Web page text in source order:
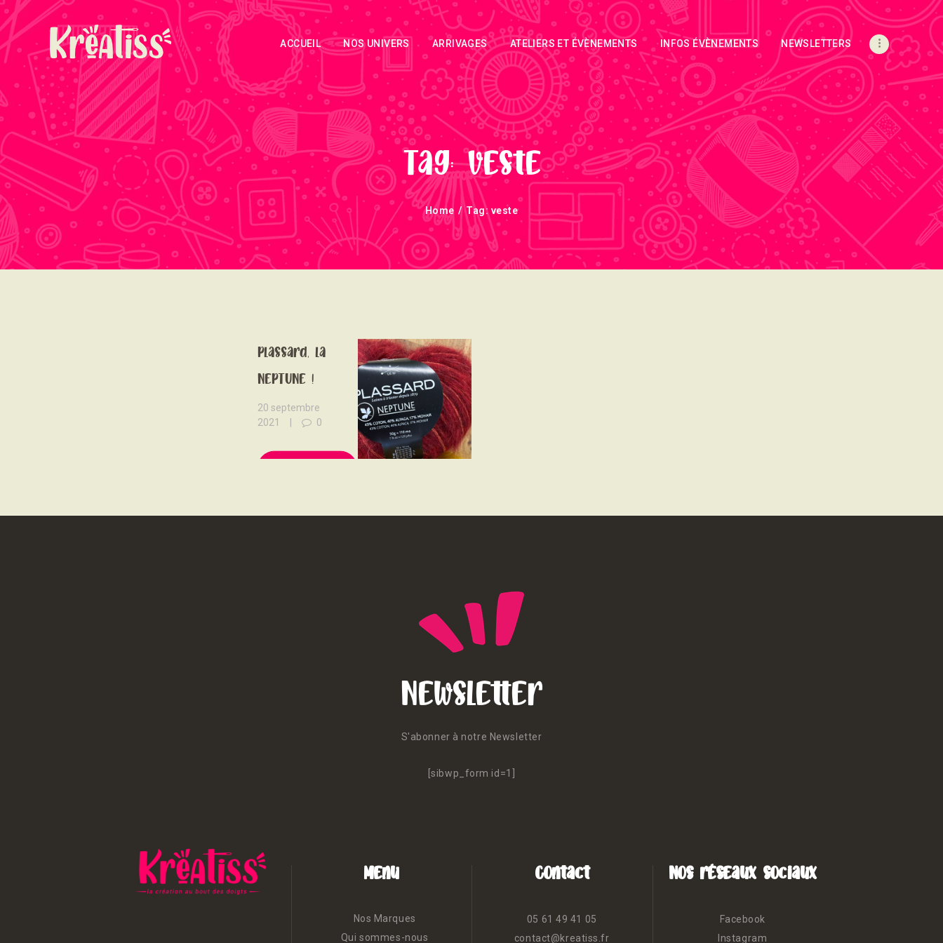
ACCUEIL NOS UNIVERS ARRIVAGES ATELIERS ET ÉVÈNEMENTS INFOS ÉVÈNEMENTS NEWSLETTERS
Tag: veste
Home Tag: veste
ACCUEIL
NOS UNIVERS
ARRIVAGES
ATELIERS ET
ÉVÈNEMENTS
INFOS
ÉVÈNEMENTS
NEWSLETTERS
CONTACT
Plassard, la
NEPTUNE !
20 septembre
2021
0
Newsletter
S'abonner à notre Newsletter
[sibwp_form id=1]
Menu
Nos Marques
Qui sommes-nous
Contact
05 61 49 41 05
contact@kreatiss.fr
Nos réseaux sociaux
Facebook
Instagram